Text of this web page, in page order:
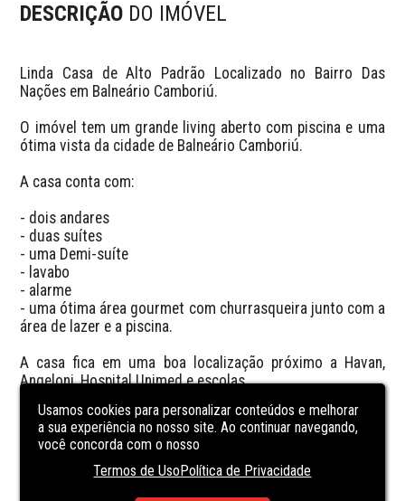
DESCRIÇÃO DO IMÓVEL
Linda Casa de Alto Padrão Localizado no Bairro Das
Nações em Balneário Camboriú.
O imóvel tem um grande living aberto com piscina e uma
ótima vista da cidade de Balneário Camboriú.
A casa conta com:
- dois andares
- duas suítes
- uma Demi-suíte
- lavabo
- alarme
- uma ótima área gourmet com churrasqueira junto com a
área de lazer e a piscina.
A casa fica em uma boa localização próximo a Havan,
Angeloni, Hospital Unimed e escolas.
E pra quem gosta de esportes, a casa fica muito próximo
a Arena Bc onde você pode praticar esportes de areia!
CARACTERÍSTICASDA UNIDADE
Usamos cookies para personalizar conteúdos e melhorar
a sua experiência no nosso site. Ao continuar navegando,
você concorda com o nosso
Termos de UsoPolítica de Privacidade